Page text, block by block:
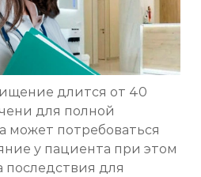
длится от 40
для полной
может потребоваться
у пациента при этом
последствия для